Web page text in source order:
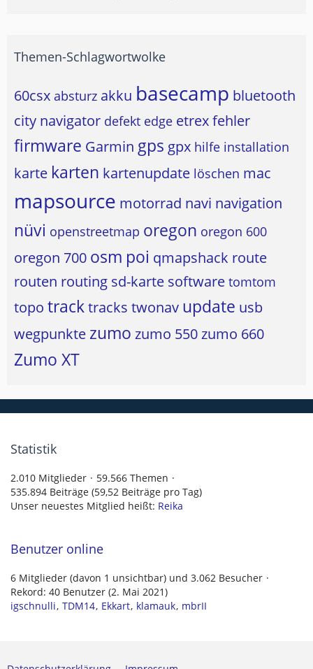
Themen-Schlagwortwolke
60csx absturz akku basecamp bluetooth
city navigator defekt edge etrexfehler
firmware Garmin gps gpx hilfe installation
karte karten kartenupdate löschen mac
mapsource motorrad navi navigation
nüvi openstreetmap oregon oregon 600
oregon 700 osm poi qmapshack route
routen routing sd-karte software tomtom
topo tracktracks twonav update usb
wegpunkte zumo zumo 550zumo 660
Zumo XT
Statistik
2.010 Mitglieder
59.566 Themen
535.894 Beiträge (59,52 Beiträge pro Tag)
Unser neuestes Mitglied heißt: Reika
Benutzer online
6 Mitglieder (davon 1 unsichtbar) und 3.062 Besucher
Rekord: 40 Benutzer (2. Mai 2021)
igschnulli TDM14 Ekkart klamauk mbrII